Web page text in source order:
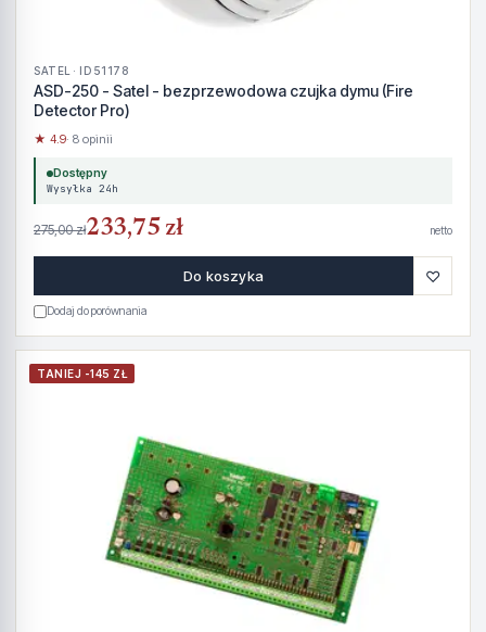
SATEL · ID 51178
ASD-250 - Satel - bezprzewodowa czujka dymu (Fire
Detector Pro)
★ 4.9· 8 opinii
Dostępny
Wysyłka 24h
275,00 zł233,75 zł netto
Do koszyka ♡
Dodaj do porównania
TANIEJ -145 ZŁ